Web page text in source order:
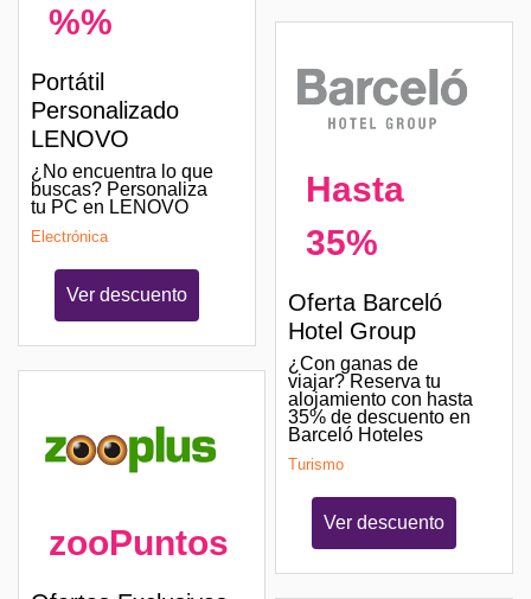
%%
Portátil
Personalizado
LENOVO
¿No encuentra lo que
buscas? Personaliza
tu PC en LENOVO
Electrónica
Ver descuento
zooPuntos
Hasta
35%
Oferta Barceló
Hotel Group
¿Con ganas de
viajar? Reserva tu
alojamiento con hasta
35% de descuento en
Barceló Hoteles
Turismo
Ver descuento